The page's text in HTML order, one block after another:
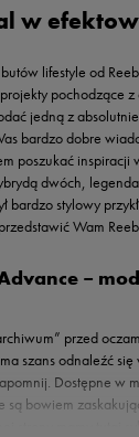
w
lifestyle od
pochodzące
jedną z
bardzo dobre
poszukać inspiracji
dwóch,
bardzo stylowy
Wam
–
przed
szans odnaleźć
Dostępne w
są bowiem